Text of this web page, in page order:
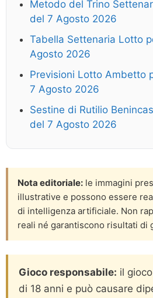
Metodo del Trino
del 7 Agosto 2026
Tabella Settenaria Lotto
Agosto 2026
Previsioni Lotto Ambetto
7 Agosto 2026
Sestine di Rutilio
del 7 Agosto 2026
Nota editoriale: le immagini
illustrative e possono essere
di intelligenza artificiale. Non
reali né garantiscono risultati di
Gioco responsabile: il
di 18 anni e può causare